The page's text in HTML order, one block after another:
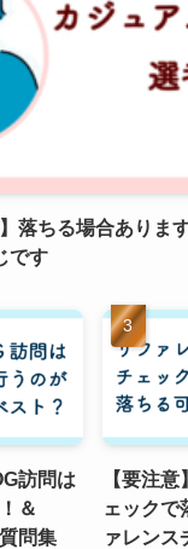
落ちる場合ありま
です
訪問は
＆
問集
【要注
ェック
ァレンス